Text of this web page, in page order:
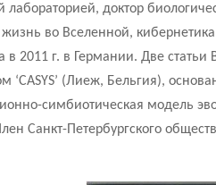
доктор
во Вселенной,
2011 г. в Германии. Две
(Лиеж, Бельгия),
симбиотическая модель
Санкт-Петербургского